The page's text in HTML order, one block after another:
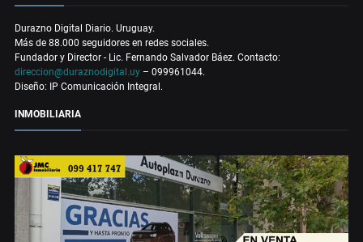
Durazno Digital Diario. Uruguay.
Más de 88.000 seguidores en redes sociales.
Fundador y Director - Lic. Fernando Salvador Báez. Contacto:
direccion@duraznodigital.uy – 099961044.
Diseño: IP Comunicación Integral.
INMOBILIARIA